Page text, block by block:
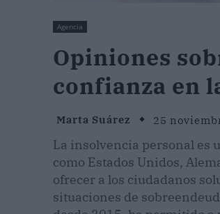
Agencia
Opiniones
confianza en
Marta Suárez 25
La insolvencia personal es
como Estados Unidos,
ofrecer a los ciudadanos
situaciones de